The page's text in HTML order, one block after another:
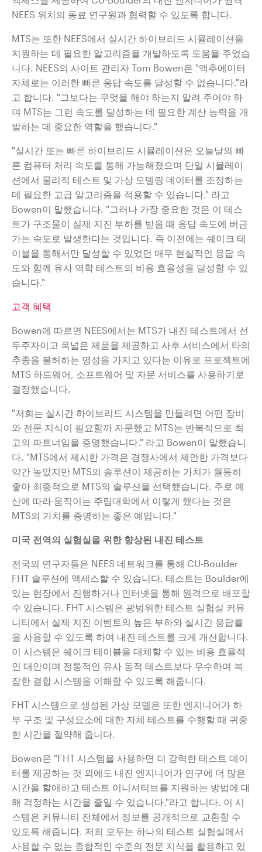
NEES 위치의 동료 연구원과 협력할 수 있도록 합니다.
MTS는 또한 NEES에서 실시간 하이브리드 시뮬레이션을
지원하는 데 필요한 알고리즘을 개발하도록 도움을 주었습
니다. NEES의 사이트 관리자 Tom Bowen은 "액추에이터
자체로는 이러한 빠른 응답 속도를 달성할 수 없습니다."라
고 합니다. "그보다는 무엇을 해야 하는지 알려 주어야 하
며 MTS는 그런 속도를 달성하는 데 필요한 계산 능력을 개
발하는 데 중요한 역할을 했습니다."
"실시간 또는 빠른 하이브리드 시뮬레이션은 오늘날의 빠
른 컴퓨터 처리 속도를 통해 가능해졌으며 단일 시뮬레이
션에서 물리적 테스트 및 가상 모델링 데이터를 조정하는
데 필요한 고급 알고리즘을 적용할 수 있습니다." 라고
Bowen이 말했습니다. "그러나 가장 중요한 것은 이 테스
트가 구조물이 실제 지진 부하를 받을 때 응답 속도에 버금
가는 속도로 발생한다는 것입니다. 즉 이전에는 쉐이크 테
이블을 통해서만 달성할 수 있었던 매우 현실적인 응답 속
도와 함께 유사 역학 테스트의 비용 효율성을 달성할 수 있
습니다."
고객 혜택
Bowen에 따르면 NEES에서는 MTS가 내진 테스트에서 선
두주자이고 폭넓은 제품을 제공하고 사후 서비스에서 타의
추종을 불허하는 명성을 가지고 있다는 이유로 프로젝트에
MTS 하드웨어, 소프트웨어 및 자문 서비스를 사용하기로
결정했습니다.
"저희는 실시간 하이브리드 시스템을 만들려면 어떤 장비
와 전문 지식이 필요할까 자문했고 MTS는 반복적으로 최
고의 파트너임을 증명했습니다." 라고 Bowen이 말했습니
다. "MTS에서 제시한 가격은 경쟁사에서 제안한 가격보다
약간 높았지만 MTS의 솔루션이 제공하는 가치가 월등히
좋아 최종적으로 MTS의 솔루션을 선택했습니다. 주로 예
산에 따라 움직이는 주립대학에서 이렇게 했다는 것은
MTS의 가치를 증명하는 좋은 예입니다."
미국 전역의 실험실을 위한 향상된 내진 테스트
전국의 연구자들은 NEES 네트워크를 통해 CU-Boulder
FHT 솔루션에 액세스할 수 있습니다. 테스트는 Boulder에
있는 현장에서 진행하거나 인터넷을 통해 원격으로 배포할
수 있습니다. FHT 시스템은 광범위한 테스트 실험실 커뮤
니티에서 실제 지진 이벤트의 높은 부하와 실시간 응답률
을 사용할 수 있도록 하여 내진 테스트를 크게 개선합니다.
이 시스템은 쉐이크 테이블을 대체할 수 있는 비용 효율적
인 대안이며 전통적인 유사 동적 테스트보다 우수하며 복
잡한 결합 시스템을 이해할 수 있도록 해줍니다.
FHT 시스템으로 생성된 가상 모델은 또한 엔지니어가 하
부 구조 및 구성요소에 대한 자체 테스트를 수행할 때 귀중
한 시간을 절약해 줍니다.
Bowen은 "FHT 시스템을 사용하면 더 강력한 테스트 데이
터를 제공하는 것 외에도 내진 엔지니어가 연구에 더 많은
시간을 할애하고 테스트 이니셔티브를 지원하는 방법에 대
해 걱정하는 시간을 줄일 수 있습니다."라고 합니다. 이 시
스템은 커뮤니티 전체에서 정보를 공개적으로 교환할 수
있도록 해줍니다. 저희 모두는 하나의 테스트 실험실에서
사용할 수 없는 종합적인 수준의 전문 지식을 활용하고 있